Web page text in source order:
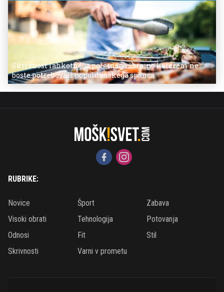
Skrivnost lahkotnega poletnega žara, po katerem ne
boste potrebovali popoldanskega spanca
RUBRIKE:
Novice Šport
Zabava
Visoki obrati
Tehnologija
Potovanja
Odnosi
Fit
Stil
Skrivnosti
Varni v prometu